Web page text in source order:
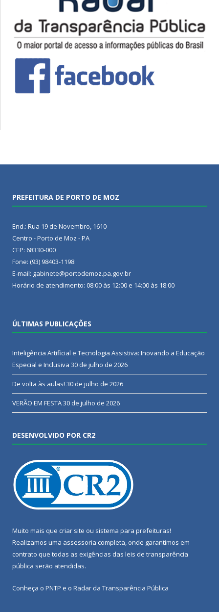
PREFEITURA DE PORTO DE MOZ
End.: Rua 19 de Novembro, 1610
Centro - Porto de Moz - PA
CEP: 68330-000
Fone: (93) 98403-1198
E-mail: gabinete@portodemoz.pa.gov.br
Horário de atendimento: 08:00 às 12:00 e 14:00 às 18:00
ÚLTIMAS PUBLICAÇÕES
Inteligência Artificial e Tecnologia Assistiva: Inovando a Educação
Especial e Inclusiva 30 de julho de 2026
De volta às aulas! 30 de julho de 2026
VERÃO EM FESTA30 de julho de 2026
DESENVOLVIDO POR CR2
Muito mais que criar site ou sistema para prefeituras!
Realizamos uma assessoria completa, onde garantimos em
contrato que todas as exigências das leis de transparência
pública serão atendidas.
Conheça o PNTP e o Radar da Transparência Pública